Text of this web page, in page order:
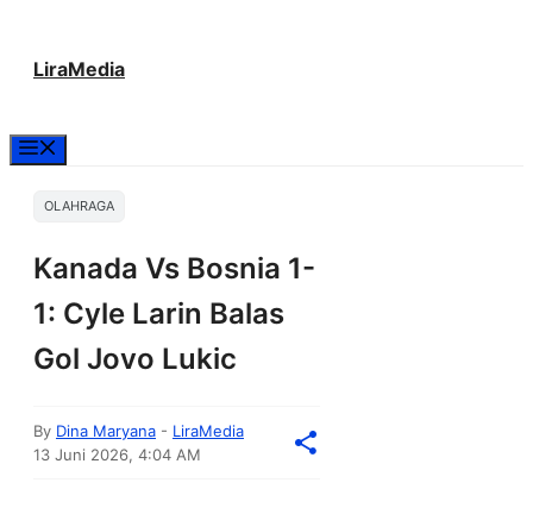
LiraMedia
OLAHRAGA
Kanada Vs Bosnia 1-
1: Cyle Larin Balas
Gol Jovo Lukic
By Dina Maryana - LiraMedia
13 Juni 2026, 4:04 AM